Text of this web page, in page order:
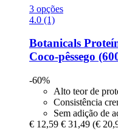
3 opções
4.0 (1)
Botanicals
Coco-​pêssego
-60%
Alto teor de
Consistência
Sem adição de
€ 12,59 € 31,49 (€